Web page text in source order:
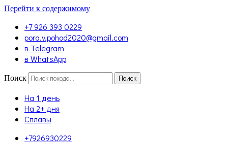
Перейти к содержимому
+7 926 393 0229
pora.v.pohod2020@gmail.com
в Telegram
в WhatsApp
Поиск Поиск
На 1 день
На 2+ дня
Сплавы
+7926930229